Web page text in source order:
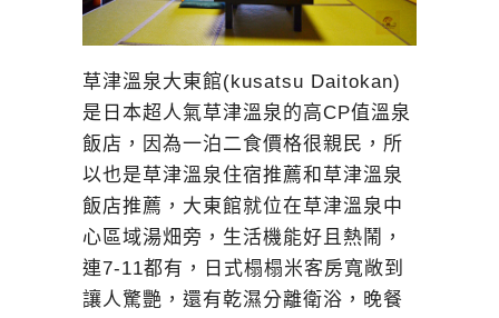
草津溫泉大東館(kusatsu Daitokan)
是日本超人氣草津溫泉的高CP值溫泉
飯店，因為一泊二食價格很親民，所
以也是草津溫泉住宿推薦和草津溫泉
飯店推薦，大東館就位在草津溫泉中
心區域湯畑旁，生活機能好且熱鬧，
連7-11都有，日式榻榻米客房寬敞到
讓人驚艷，還有乾濕分離衛浴，晚餐